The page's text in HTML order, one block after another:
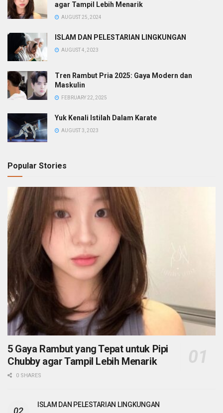
agar Tampil Lebih Menarik
AUGUST 25, 2024
ISLAM DAN PELESTARIAN LINGKUNGAN
AUGUST 4, 2023
Tren Rambut Pria 2025: Gaya Modern dan
Maskulin
FEBRUARY 22, 2025
Yuk Kenali Istilah Dalam Karate
AUGUST 3, 2023
Popular Stories
5 Gaya Rambut yang Tepat untuk Pipi
Chubby agar Tampil Lebih Menarik
0 SHARES
ISLAM DAN PELESTARIAN LINGKUNGAN